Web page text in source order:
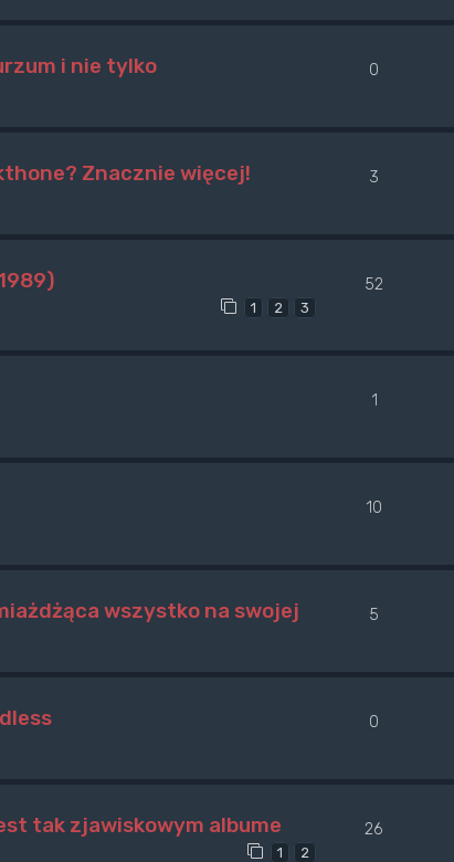
i nie tylko 0
Znacznie więcej! 3
1 2 3
52
1
10
wszystko na swojej 5
0
tak zjawiskowym albume
1 2
26